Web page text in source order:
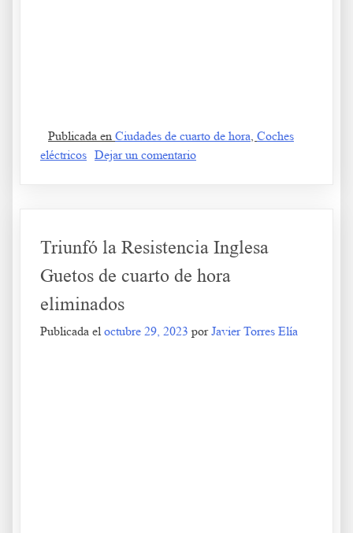
Publicada en Ciudades de cuarto de hora Coches
eléctricos Dejar un comentarioen
5
2024
Triunfó la Resistencia Inglesa
Guetos de cuarto de hora
eliminados
Publicada el octubre 29, 2023 porJavier Torres Elía